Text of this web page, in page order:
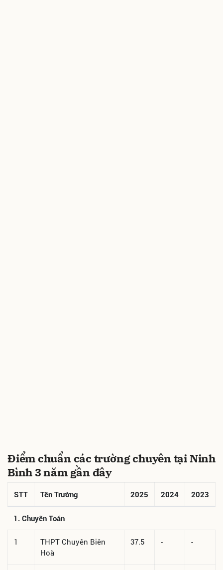
Điểm chuẩn các trường chuyên tại Ninh
Bình 3 năm gần đây
STT Tên Trường 2025 2024 2023
1. Chuyên Toán
1
THPT Chuyên Biên
Hoà
37.5 - -